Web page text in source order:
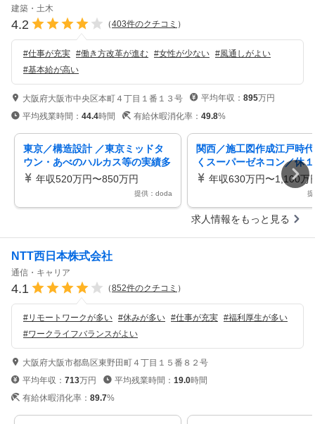
建築・土木
4.2 （403件のクチコミ ）
#仕事が充実 #働き方改革が進む #女性が少ない #風通しがよい
#基本給が高い
大阪府大阪市中央区本町４丁目１番１３号 平均年収： 895万円
平均残業時間： 44.4時間 有給休暇消化率： 49.8%
東京／構造設計 ／東京ミッドタ
ウン・あべのハルカス等の実績多
数／日本を代表するスーパーゼネ
年収520万円〜850万円
提供：doda
関西／施工図作成江戸時
くスーパーゼネコン／休
日祝／残業３０／働き方
年収630万円〜1,100万
求人情報をもっと見る
NTT西日本株式会社
通信・キャリア
4.1 （852件のクチコミ ）
#リモートワークが多い #休みが多い #仕事が充実 #福利厚生が多い
#ワークライフバランスがよい
大阪府大阪市都島区東野田町４丁目１５番８２号
平均年収： 713万円 平均残業時間： 19.0時間
有給休暇消化率： 89.7%